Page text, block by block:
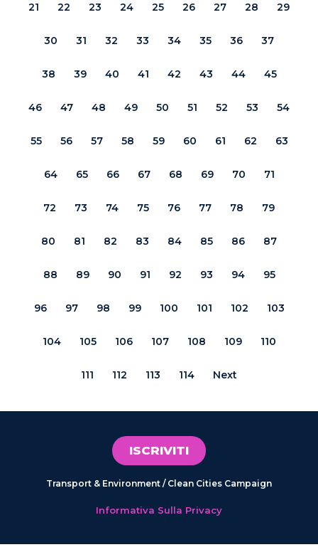
21 22 23 24 25 26 27 28 29
30 31 32 33 34 35 36 37
38 39 40 41 42 43 44 45
46 47 48 49 50 51 52 53 54
55 56 57 58 59 60 61 62 63
64 65 66 67 68 69 70 71
72 73 74 75 76 77 78 79
80 81 82 83 84 85 86 87
88 89 90 91 92 93 94 95
96 97 98 99 100 101 102 103
104 105 106 107 108 109 110
111 112 113 114 Next
ISCRIVITI
Transport & Environment / Clean Cities Campaign
Informativa Sulla Privacy